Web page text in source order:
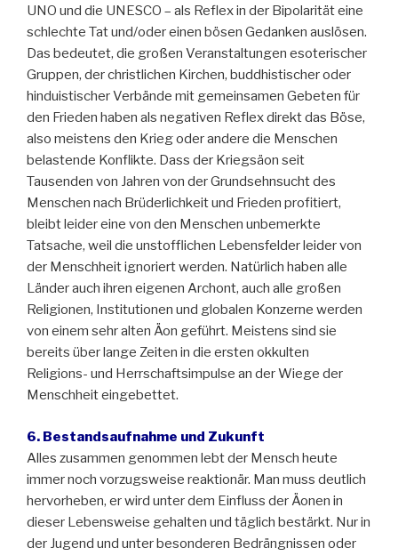
UNO und die UNESCO – als Reflex in der Bipolarität eine
schlechte Tat und/oder einen bösen Gedanken auslösen.
Das bedeutet, die großen Veranstaltungen esoterischer
Gruppen, der christlichen Kirchen, buddhistischer oder
hinduistischer Verbände mit gemeinsamen Gebeten für
den Frieden haben als negativen Reflex direkt das Böse,
also meistens den Krieg oder andere die Menschen
belastende Konflikte. Dass der Kriegsäon seit
Tausenden von Jahren von der Grundsehnsucht des
Menschen nach Brüderlichkeit und Frieden profitiert,
bleibt leider eine von den Menschen unbemerkte
Tatsache, weil die unstofflichen Lebensfelder leider von
der Menschheit ignoriert werden. Natürlich haben alle
Länder auch ihren eigenen Archont, auch alle großen
Religionen, Institutionen und globalen Konzerne werden
von einem sehr alten Äon geführt. Meistens sind sie
bereits über lange Zeiten in die ersten okkulten
Religions- und Herrschaftsimpulse an der Wiege der
Menschheit eingebettet.
6. Bestandsaufnahme und Zukunft
Alles zusammen genommen lebt der Mensch heute
immer noch vorzugsweise reaktionär. Man muss deutlich
hervorheben, er wird unter dem Einfluss der Äonen in
dieser Lebensweise gehalten und täglich bestärkt. Nur in
der Jugend und unter besonderen Bedrängnissen oder